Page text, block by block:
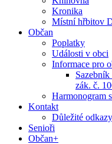
Kronika
Místní hřbitov
Občan
Poplatky
Události v obci
Informace pro
zák. č.
Harmonogram
Kontakt
Důležité odkazy
Senioři
Občan+